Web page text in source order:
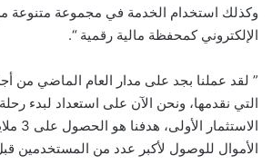
وكذلك استخدام الخدمة في مجموعة متنوعة
الإلكتروني كمحفظة مالية رقمية “.
” لقد عملنا بجد على مدار العام الماضي من
التي نقدمها، ونحن الآن على استعداد لبدء
الأموال للوصول لأكبر عدد من المستخدمين قبل